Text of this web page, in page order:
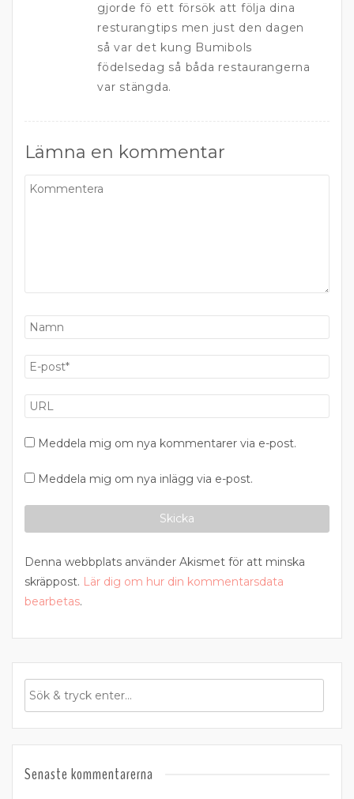
gjorde fö ett försök att följa dina
resturangtips men just den dagen
så var det kung Bumibols
födelsedag så båda restaurangerna
var stängda.
Lämna en kommentar
Meddela mig om nya kommentarer via e-post.
Meddela mig om nya inlägg via e-post.
Denna webbplats använder Akismet för att minska
skräppost. Lär dig om hur din kommentarsdata
bearbetas.
Senaste kommentarerna